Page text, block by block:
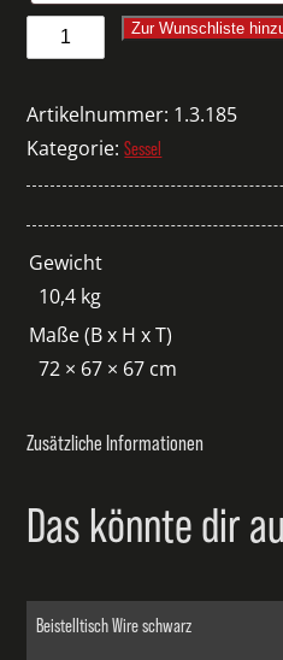
Sessel
Hee
Menge
Zur Wunschliste
Artikelnummer: 1.3.185
Kategorie:Sessel
Gewicht
10,4 kg
Maße (B x H x T)
72 × 67 × 67 cm
Zusätzliche Informationen
Das könnte dir
Beistelltisch Wire schwarz